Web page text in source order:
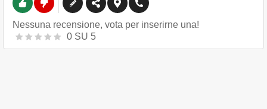
Nessuna recensione, vota per inserirne una!
0 SU 5